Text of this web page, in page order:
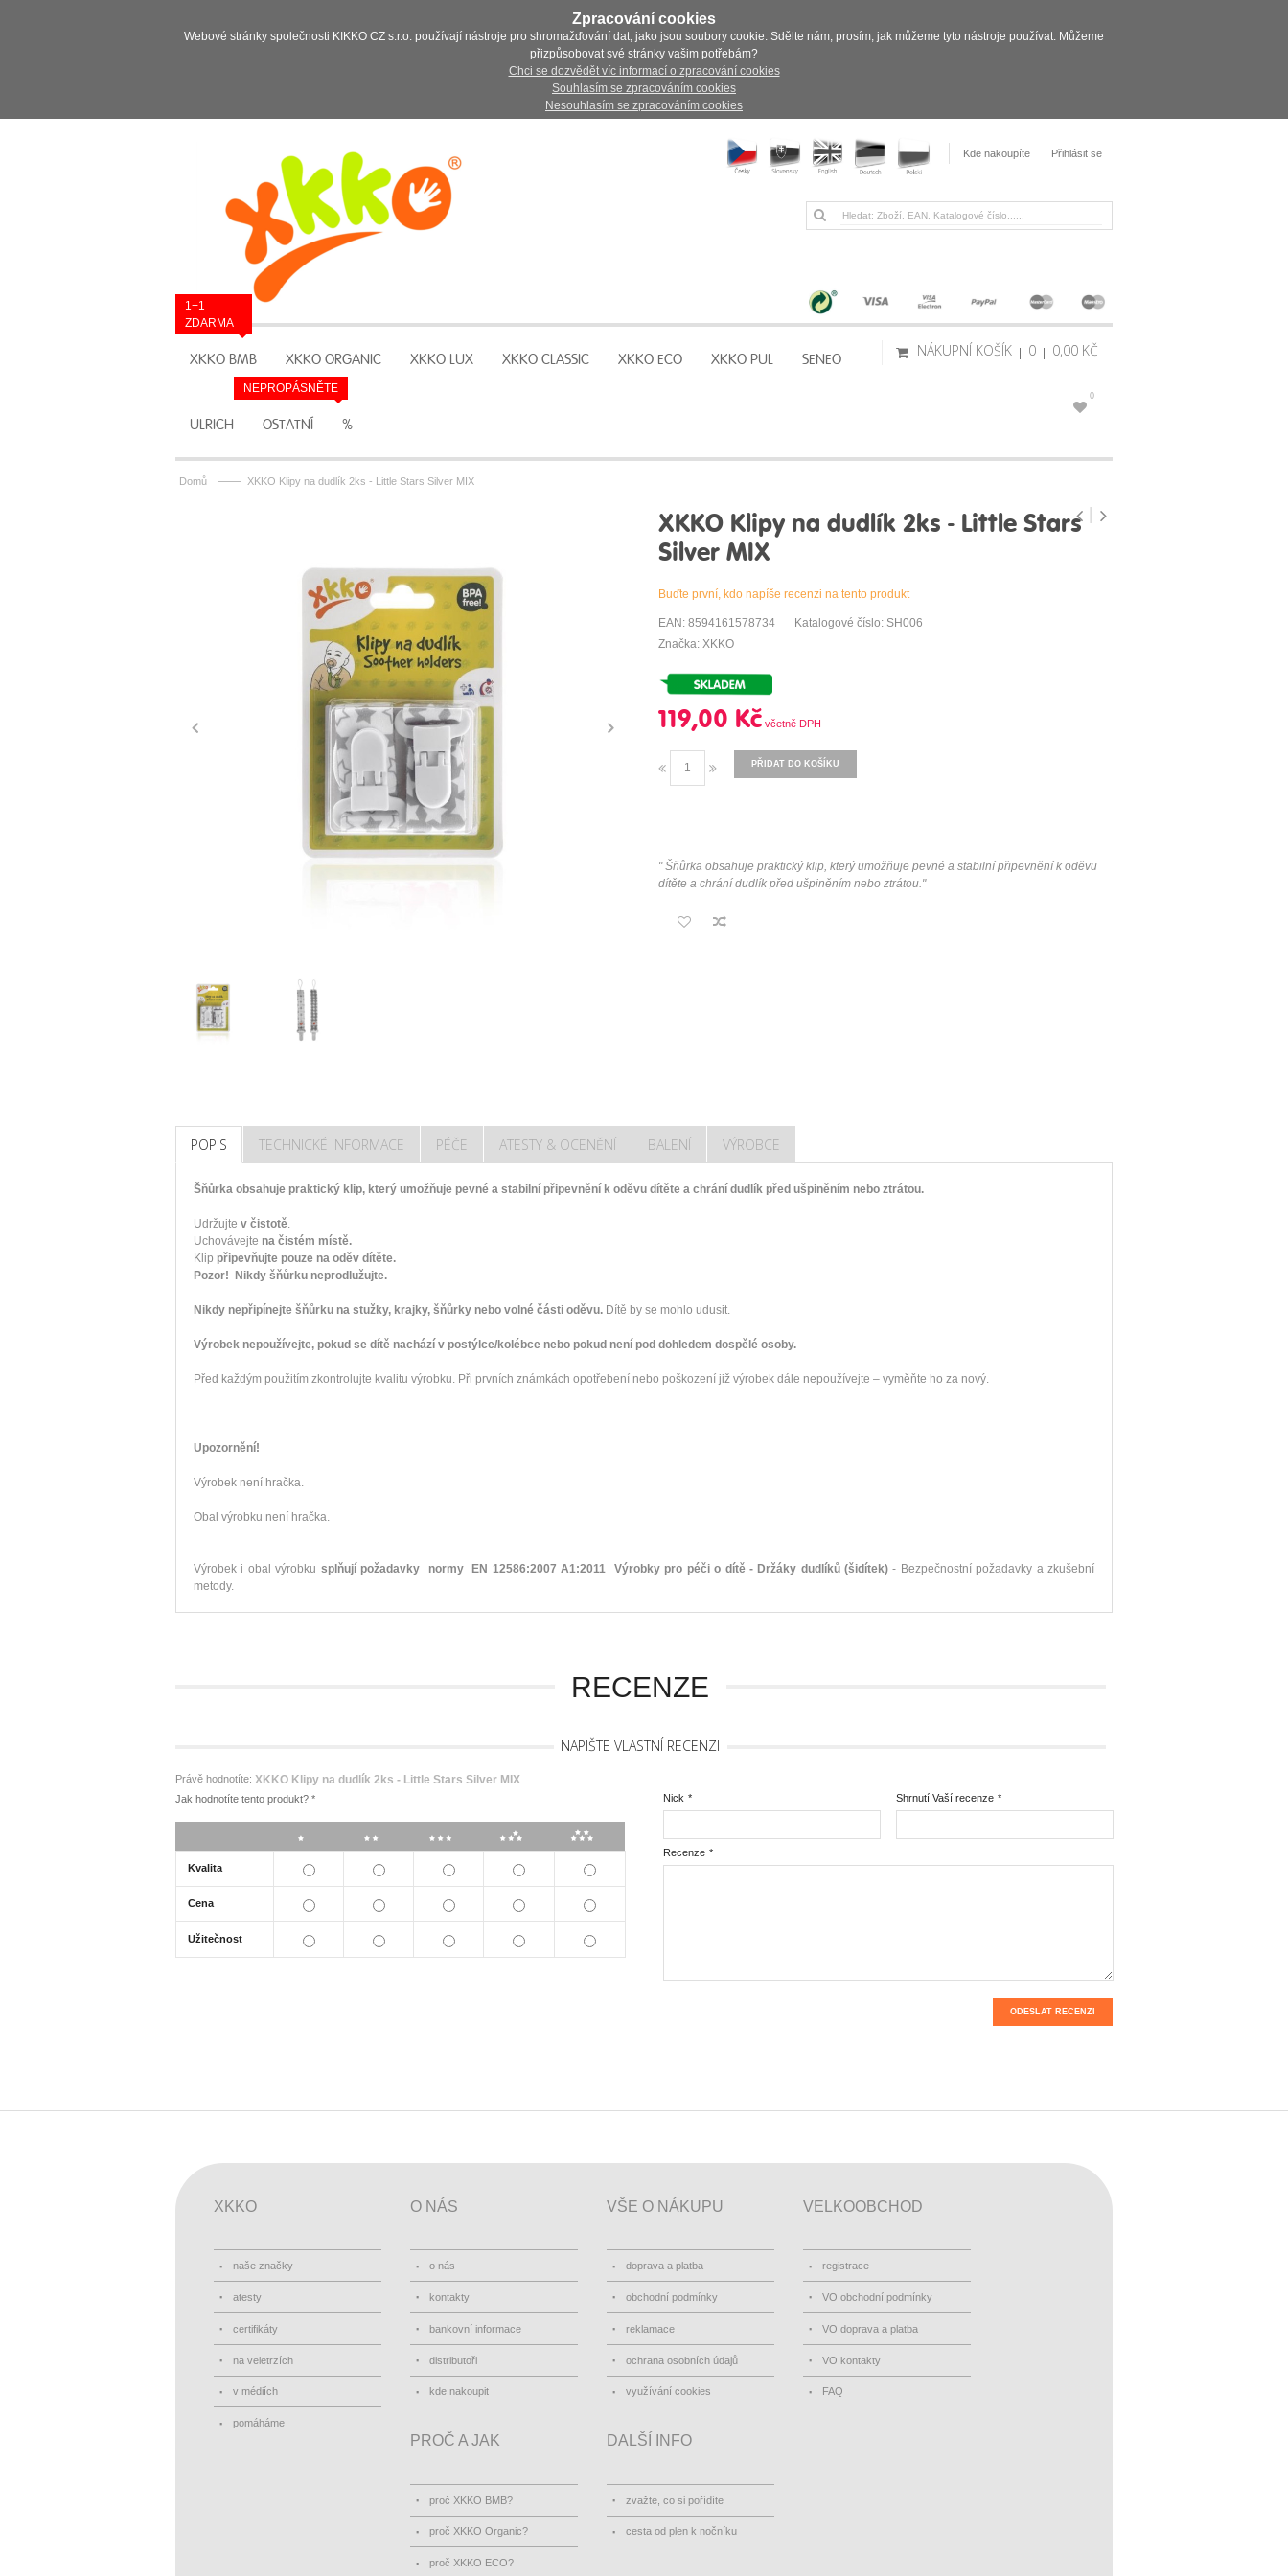
Zpracování cookies
Webové stránky společnosti KIKKO CZ s.r.o. používají nástroje pro shromažďování dat, jako jsou soubory cookie. Sdělte nám, prosím, jak můžeme tyto nástroje používat. Můžeme
přizpůsobovat své stránky vašim potřebám?
Chci se dozvědět víc informací o zpracování cookies
Souhlasím se zpracováním cookies
Nesouhlasím se zpracováním cookies
Kde nakoupíte Přihlásit se
XKKO BMB
1+1
ZDARMA
XKKO ORGANIC XKKO LUX XKKO CLASSIC XKKO ECO XKKO PUL SENEO
ULRICH OSTATNÍ %
NEPROPÁSNĚTE
NÁKUPNÍ KOŠÍK 0 0,00 KČ
0
Domů —— XKKO Klipy na dudlík 2ks - Little Stars Silver MIX
XKKO Klipy na dudlík 2ks - Little Stars
Silver MIX
Buďte první, kdo napíše recenzi na tento produkt
EAN: 8594161578734
Katalogové číslo: SH006
Značka: XKKO
119,00 Kč
PŘIDAT DO KOŠÍKU
"Šňůrka obsahuje praktický klip, který umožňuje pevné a stabilní připevnění k oděvu
dítěte a chrání dudlík před ušpiněním nebo ztrátou."
POPIS TECHNICKÉ INFORMACE PÉČE ATESTY & OCENĚNÍ BALENÍ VÝROBCE
Šňůrka obsahuje praktický klip, který umožňuje pevné a stabilní připevnění k oděvu dítěte a chrání dudlík před ušpiněním nebo ztrátou.
Udržujte v čistotě
Uchovávejte na čistém místě.
Klip připevňujte pouze na oděv dítěte.
Pozor! Nikdy šňůrku neprodlužujte.
Nikdy nepřipínejte šňůrku na stužky, krajky, šňůrky nebo volné části oděvu. Dítě by se mohlo udusit.
Výrobek nepoužívejte, pokud se dítě nachází v postýlce/kolébce nebo pokud není pod dohledem dospělé osoby.
Před každým použitím zkontrolujte kvalitu výrobku. Při prvních známkách opotřebení nebo poškození již výrobek dále nepoužívejte – vyměňte ho za nový.
Upozornění!
Výrobek není hračka.
Obal výrobku není hračka.
Výrobek i obal výrobku splňují požadavky normy EN 12586:2007 A1:2011 Výrobky pro péči o dítě - Držáky dudlíků (šidítek) - Bezpečnostní požadavky a zkušební
metody.
RECENZE
NAPIŠTE VLASTNÍ RECENZI
Právě hodnotíte: XKKO Klipy na dudlík 2ks - Little Stars Silver MIX
Jak hodnotíte tento produkt? *
Kvalita
Cena
Užitečnost
*
Nick *
Shrnutí Vaší recenze
*
Recenze
ODESLAT RECENZI
XKKO
naše značky
atesty
certifikáty
na veletrzích
v médiích
pomáháme
O NÁS
o nás
kontakty
bankovní informace
distributoři
kde nakoupit
VŠE O NÁKUPU
doprava a platba
obchodní podmínky
reklamace
ochrana osobních údajů
využívání cookies
VELKOOBCHOD
registrace
VO obchodní podmínky
VO doprava a platba
VO kontakty
FAQ
PROČ A JAK
proč XKKO BMB?
proč XKKO Organic?
proč XKKO ECO?
DALŠÍ INFO
zvažte, co si pořídíte
cesta od plen k nočníku